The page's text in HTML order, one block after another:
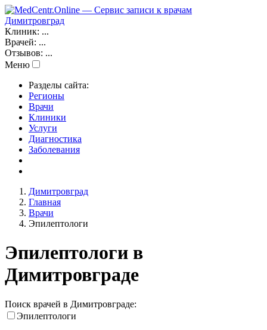
Димитровград
Клиник: ...
Врачей: ...
Отзывов: ...
Меню
Разделы сайта:
Регионы
Врачи
Клиники
Услуги
Диагностика
Заболевания
Димитровград
Главная
Врачи
Эпилептологи
Эпилептологи в
Димитровграде
Поиск врачей в Димитровграде:
Эпилептологи